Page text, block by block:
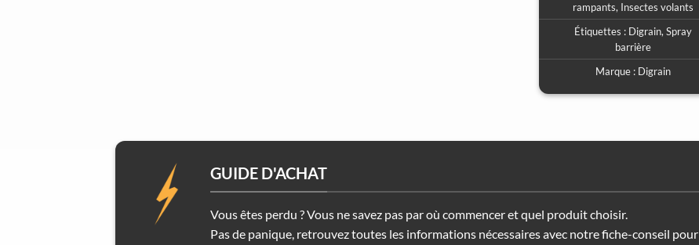
rampants, Insectes volants
Étiquettes : Digrain, Spray
barrière
Marque : Digrain
GUIDE D'ACHAT
Vous êtes perdu ? Vous ne savez pas par où commencer et quel produit choisir.
Pas de panique, retrouvez toutes les informations nécessaires avec notre fiche-conseil pour